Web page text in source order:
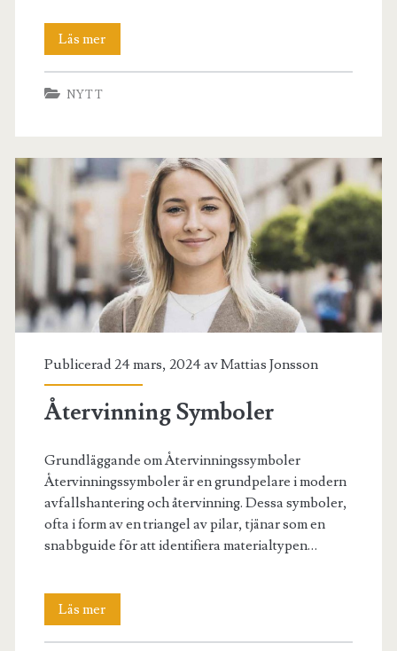
Läs merTelge
Återvinning
NYTT
Publicerad 24 mars, 2024 avMattias Jonsson
Återvinning Symboler
Grundläggande om Återvinningssymboler
Återvinningssymboler är en grundpelare i modern
avfallshantering och återvinning. Dessa symboler,
ofta i form av en triangel av pilar, tjänar som en
snabbguide för att identifiera materialtypen…
Läs merÅtervinning
Symboler